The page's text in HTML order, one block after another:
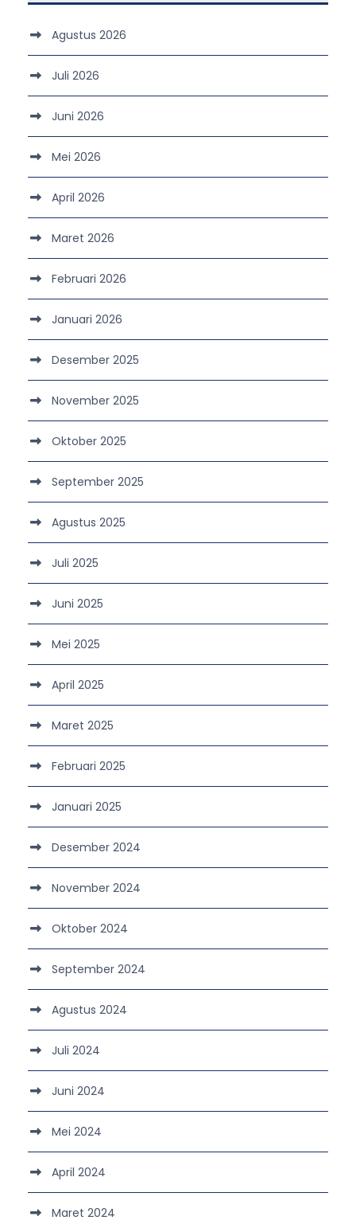
Agustus 2026
Juli 2026
Juni 2026
Mei 2026
April 2026
Maret 2026
Februari 2026
Januari 2026
Desember 2025
November 2025
Oktober 2025
September 2025
Agustus 2025
Juli 2025
Juni 2025
Mei 2025
April 2025
Maret 2025
Februari 2025
Januari 2025
Desember 2024
November 2024
Oktober 2024
September 2024
Agustus 2024
Juli 2024
Juni 2024
Mei 2024
April 2024
Maret 2024